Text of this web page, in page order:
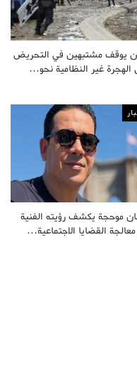
يوقف مشتبهين في التحريض
الهجرة غير النظامية نحو…
موحجة يكشف رؤيته الفنية
القضايا الاجتماعية…